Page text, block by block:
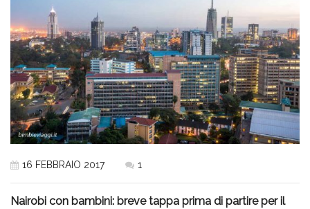
16 FEBBRAIO 2017 1
Nairobi con bambini: breve tappa prima di partire per il